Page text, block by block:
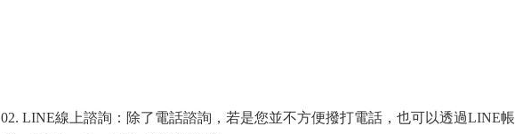
02. LINE線上諮詢：除了電話諮詢，若是您並不方便撥打電話，也可以透過LINE帳